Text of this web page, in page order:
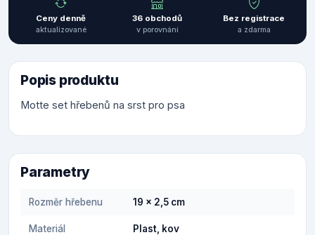
Ceny denně
aktualizované
36 obchodů
v porovnání
Bez registrace
a zdarma
Popis produktu
Motte set hřebenů na srst pro psa
Parametry
Rozměr hřebenu 19 x 2,5 cm
Materiál Plast, kov